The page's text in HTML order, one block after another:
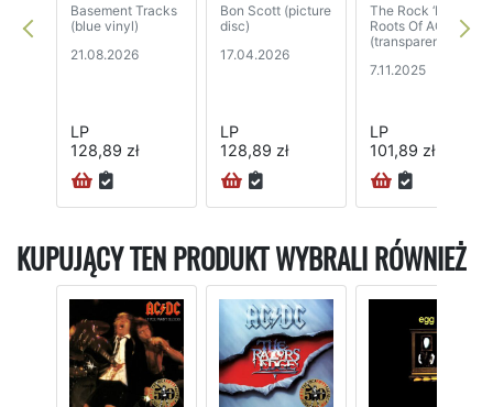
Basement Tracks
(blue vinyl)
21.08.2026
LP
128,89 zł
Bon Scott (picture
disc)
17.04.2026
LP
128,89 zł
The Rock ‘N’
Roots Of AC/DC
(transparent vinyl)
7.11.2025
LP
101,89 zł
KUPUJĄCY TEN PRODUKT WYBRALI RÓWNIEŻ